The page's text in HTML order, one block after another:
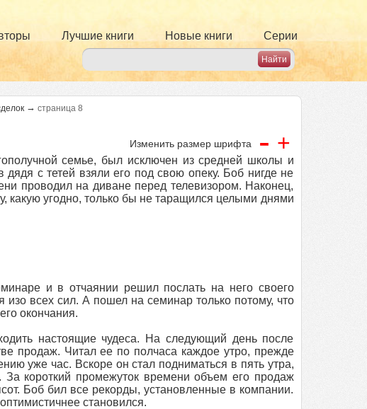
Лучшие книги Новые книги Серии
→ страница 8
Изменить размер шрифта - +
семье, был исключен из средней школы и
с тетей взяли его под свою опеку. Боб нигде не
проводил на диване перед телевизором. Наконец,
какую угодно, только бы не таращился целыми днями
и в отчаянии решил послать на него своего
изо всех сил. А пошел на семинар только потому, что
окончания.
настоящие чудеса. На следующий день после
продаж. Читал ее по полчаса каждое утро, прежде
уже час. Вскоре он стал подниматься в пять утра,
За короткий промежуток времени объем его продаж
Боб бил все рекорды, установленные в компании.
становился.